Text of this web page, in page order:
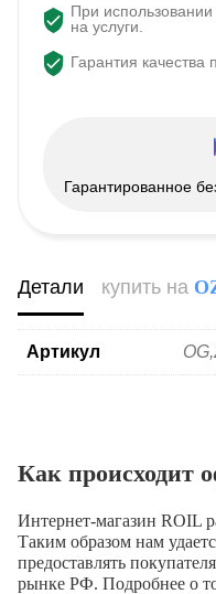
При
на услуги.
Гарантия качества
Гарантированное
Детали купить на
Артикул
Как происходит
Интернет-магазин ROIL
Таким образом нам
предоставлять
рынке РФ. Подробнее о